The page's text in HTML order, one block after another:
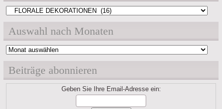
Suchen
Kategorien
Auswahl nach Monaten
Auswahl
Monaten
Beiträge abonnieren
Geben Sie Ihre Email-Adresse ein: